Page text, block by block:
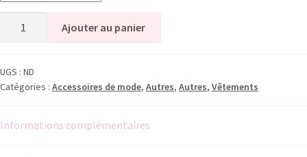
Ajouter au panier
UGS : ND
Catégories : Accessoires de mode, Autres, Autres, Vêtements
Informations complémentaires